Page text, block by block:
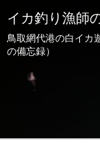
イカ釣り漁師
鳥取網代港の白イカ
の備忘録）